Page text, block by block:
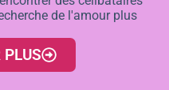
de l'amour plus
PLUS